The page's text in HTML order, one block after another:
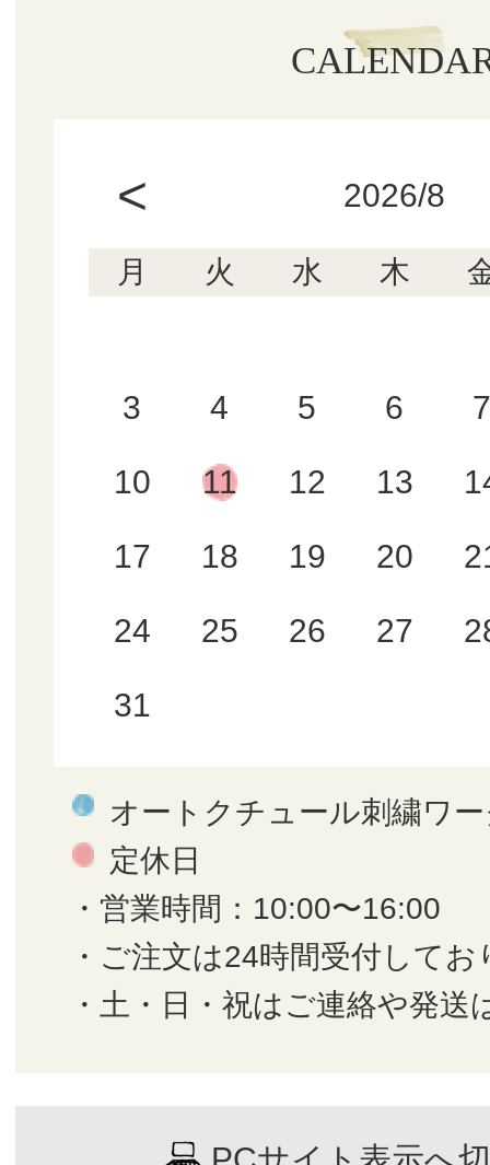
< 2026/8
月 火 水 木
3 4 5 6 7
10 11 12 13
17 18 19 20
24 25 26 27
31
オートクチュール刺繍ワ
定休日
・営業時間：10:00〜16:00
・ご注文は24時間受付してお
・土・日・祝はご連絡や発送